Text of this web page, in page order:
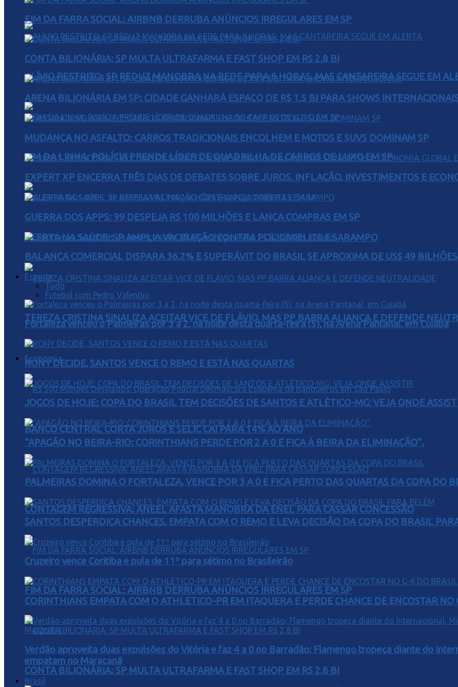
ALÍVIO RESTRITO: SP REDUZ MANOBRA NA REDE PARA 8 HORAS, MAS CANTAREIRA SEGUE EM
FIM DA LINHA: POLÍCIA PRENDE LÍDER DE QUADRILHA DE CARROS DE LUXO EM SP
ALERTA NA SAÚDE: SP AMPLIA VACINAÇÃO CONTRA POLIOMIELITE E SARAMPO
TEREZA CRISTINA SINALIZA ACEITAR VICE DE FLÁVIO, MAS PP BARRA ALIANÇA E DEFENDE
Economia
BANCO CENTRAL CORTA JUROS E SELIC CAI PARA 14% AO ANO
CONTAGEM REGRESSIVA: ANEEL AFASTA MANOBRA DA ENEL PARA CASSAR CONCESSÃO
FIM DA FARRA SOCIAL: AIRBNB DERRUBA ANÚNCIOS IRREGULARES EM SP
CONTA BILIONÁRIA: SP MULTA ULTRAFARMA E FAST SHOP EM R$ 2,8 BI
FIM DA FARRA SOCIAL: AIRBNB DERRUBA ANÚNCIOS IRREGULARES EM SP
CONTA BILIONÁRIA: SP MULTA ULTRAFARMA E FAST SHOP EM R$ 2,8 BI
ARENA BILIONÁRIA EM SP: CIDADE GANHARÁ ESPAÇO DE R$ 1,5 BI PARA SHOWS
MUDANÇA NO ASFALTO: CARROS TRADICIONAIS ENCOLHEM E MOTOS E SUVS DOMINAM SP
EXPERT XP ENCERRA TRÊS DIAS DE DEBATES SOBRE JUROS, INFLAÇÃO, INVESTIMENTOS E
GUERRA DOS APPS: 99 DESPEJA R$ 100 MILHÕES E LANÇA COMPRAS EM SP
BALANÇA COMERCIAL DISPARA 36,2% E SUPERÁVIT DO BRASIL SE APROXIMA DE US$ 49 BILHÕES
Esporte
Tudo
Futebol com Pedro Valentini
Fortaleza venceu o Palmeiras por 3 a 2, na noite desta quarta-feira (5), na Arena Pantanal, em Cuiabá
RONY DECIDE, SANTOS VENCE O REMO E ESTÁ NAS QUARTAS
JOGOS DE HOJE: COPA DO BRASIL TEM DECISÕES DE SANTOS E ATLÉTICO-MG; VEJA ONDE
“APAGÃO NO BEIRA-RIO: CORINTHIANS PERDE POR 2 A 0 E FICA À BEIRA DA ELIMINAÇÃO”.
PALMEIRAS DOMINA O FORTALEZA, VENCE POR 3 A 0 E FICA PERTO DAS QUARTAS DA COPA DO
SANTOS DESPERDIÇA CHANCES, EMPATA COM O REMO E LEVA DECISÃO DA COPA DO BRASIL
Cruzeiro vence Coritiba e pula de 11º para sétimo no Brasileirão
CORINTHIANS EMPATA COM O ATHLETICO-PR EM ITAQUERA E PERDE CHANCE DE ENCOSTAR
Verdão aproveita duas expulsões do Vitória e faz 4 a 0 no Barradão; Flamengo tropeça diante do
empatam no Maracanã
Brasil